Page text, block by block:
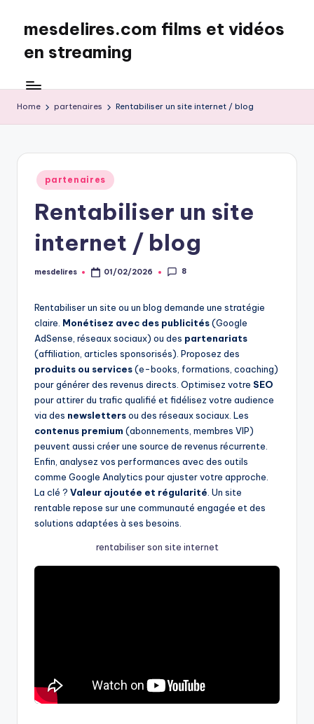
content
mesdelires.com films et vidéos
en streaming
:
film
et
complet
français
Home partenaires Rentabiliser un site internet / blog
Posted
in
partenaires
Rentabiliser un site
internet / blog
Posted
mesdelires 01/02/2026 8
Rentabiliser un site ou un blog demande une stratégie
claire. Monétisez avec des publicités(Google
AdSense, réseaux sociaux) ou des partenariats
(affiliation, articles sponsorisés). Proposez des
produits ou services(e-books, formations, coaching)
pour générer des revenus directs. Optimisez votre SEO
pour attirer du trafic qualifié et fidélisez votre audience
via des newslettersou des réseaux sociaux. Les
contenus premium (abonnements, membres VIP)
peuvent aussi créer une source de revenus récurrente.
Enfin, analysez vos performances avec des outils
comme Google Analytics pour ajuster votre approche.
La clé ? Valeur ajoutée et régularité. Un site
rentable repose sur une communauté engagée et des
solutions adaptées à ses besoins.
rentabiliser son site internet